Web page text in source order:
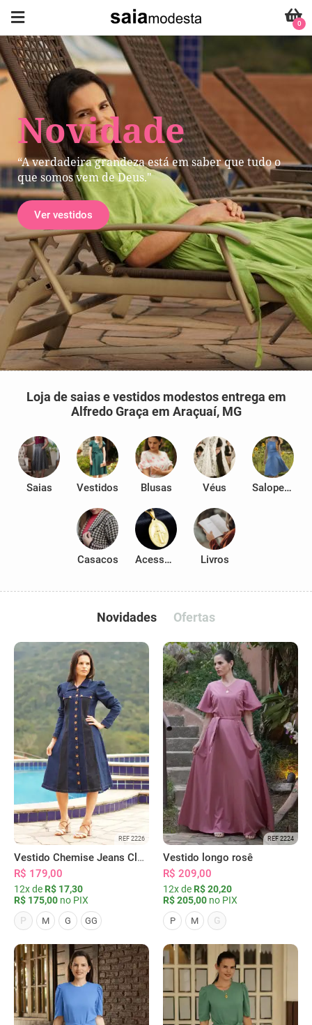
Novidade
“A verdadeira grandeza está em saber que tudo o
que somos vem de Deus."
Ver vestidos
0
Loja de saias e vestidos modestos entrega em
Alfredo Graça em Araçuaí, MG
Saias Vestidos Blusas Véus Salopetes
Casacos Acessórios Livros
Novidades Ofertas
REF 2226
Vestido Chemise Jeans Clássica Serena
R$ 179,00
12x de R$ 17,30
R$ 175,00 no PIX
P
M G GG
REF 2224
Vestido longo rosê
R$ 209,00
12x de R$ 20,20
R$ 205,00 no PIX
P M G